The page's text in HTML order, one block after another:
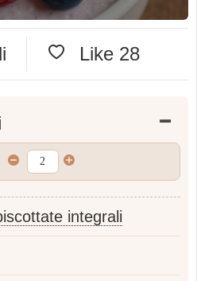
Like 28
integrali